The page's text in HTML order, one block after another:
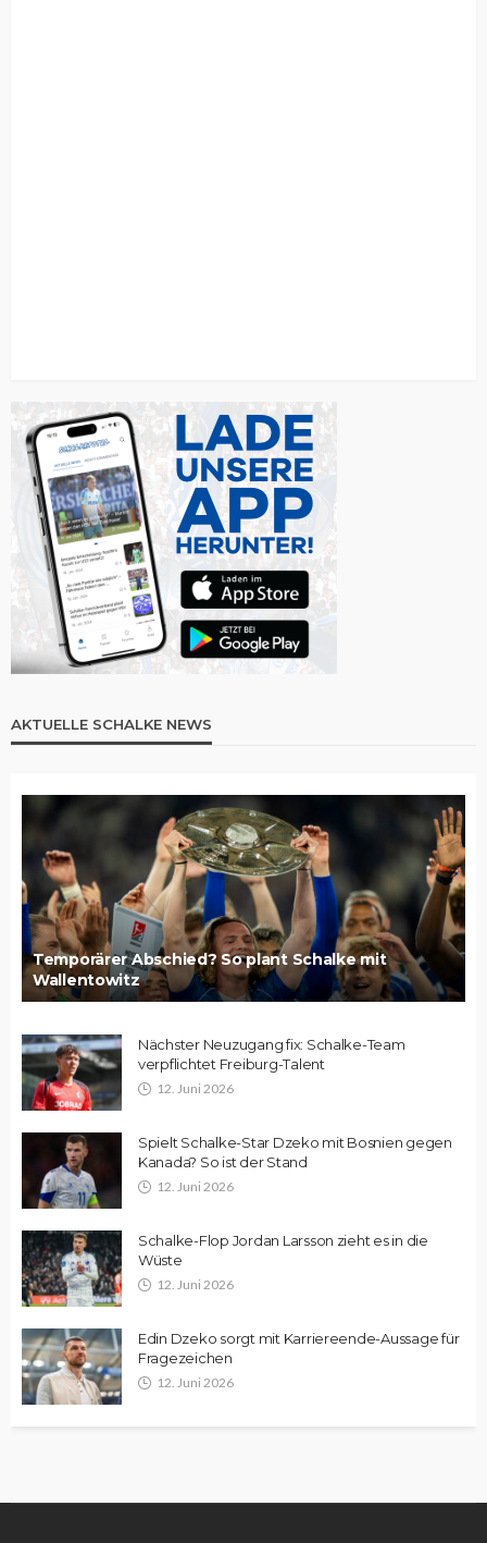
AKTUELLE SCHALKE NEWS
Temporärer Abschied? So plant Schalke mit
Wallentowitz
Nächster Neuzugang fix: Schalke-Team
verpflichtet Freiburg-Talent
12. Juni 2026
Spielt Schalke-Star Dzeko mit Bosnien gegen
Kanada? So ist der Stand
12. Juni 2026
Schalke-Flop Jordan Larsson zieht es in die
Wüste
12. Juni 2026
Edin Dzeko sorgt mit Karriereende-Aussage für
Fragezeichen
12. Juni 2026